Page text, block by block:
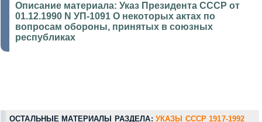
Описание материала: Указ Президента СССР от
01.12.1990 N УП-1091 О некоторых актах по
вопросам обороны, принятых в союзных
республиках
ОСТАЛЬНЫЕ МАТЕРИАЛЫ РАЗДЕЛА: УКАЗЫ СССР 1917-1992